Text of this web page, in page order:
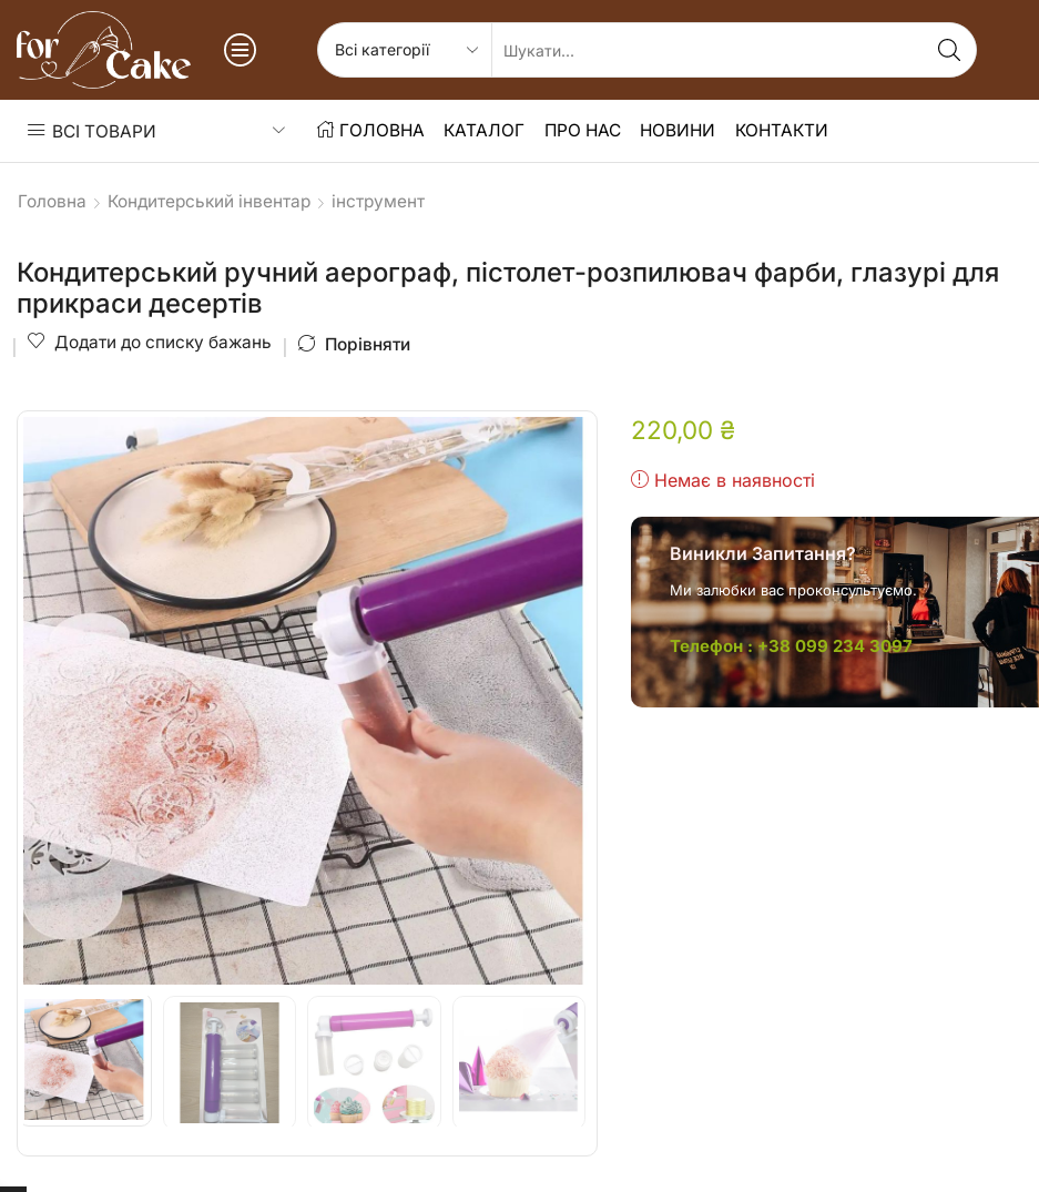
ВСІ ТОВАРИ ГОЛОВНА КАТАЛОГ ПРО НАС НОВИНИ КОНТАКТИ
Головна Кондитерський інвентар інструмент
Кондитерський ручний аерограф, пістолет-розпилювач фарби, глазурі для
прикраси десертів
Додати до списку бажань Порівняти
220,00 ₴
Немає в наявності
Виникли Запитання?
Ми залюбки вас проконсультуємо.
Телефон : +38 099 234 3097